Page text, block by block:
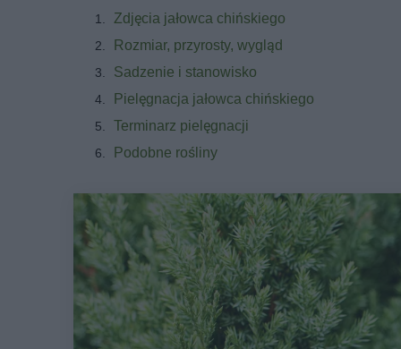
Zdjęcia jałowca chińskiego
Rozmiar, przyrosty, wygląd
Sadzenie i stanowisko
Pielęgnacja jałowca chińskiego
Terminarz pielęgnacji
Podobne rośliny